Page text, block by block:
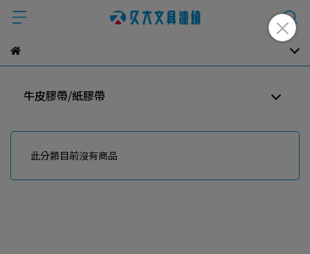
牛皮膠帶/紙膠帶
此分類目前沒有商品